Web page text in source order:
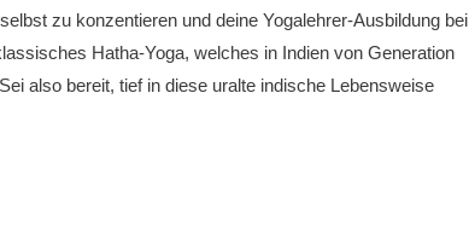
zu konzentieren und deine Yogalehrer-Ausbildung bei
Hatha-Yoga, welches in Indien von Generation
also bereit, tief in diese uralte indische Lebensweise